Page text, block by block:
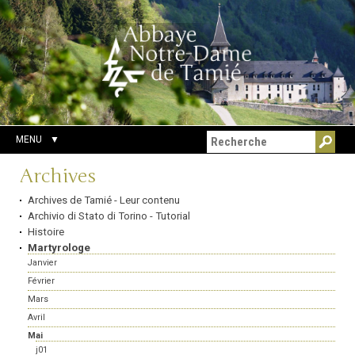
Aller
au
contenu.
|
Aller
à
la
navigation
Outils
personnels
Chercher par
Recherche
avancée…
MENU
Navigation
Archives
Archives de Tamié - Leur contenu
Archivio di Stato di Torino - Tutorial
Histoire
Martyrologe
Janvier
Février
Mars
Avril
Mai
j01